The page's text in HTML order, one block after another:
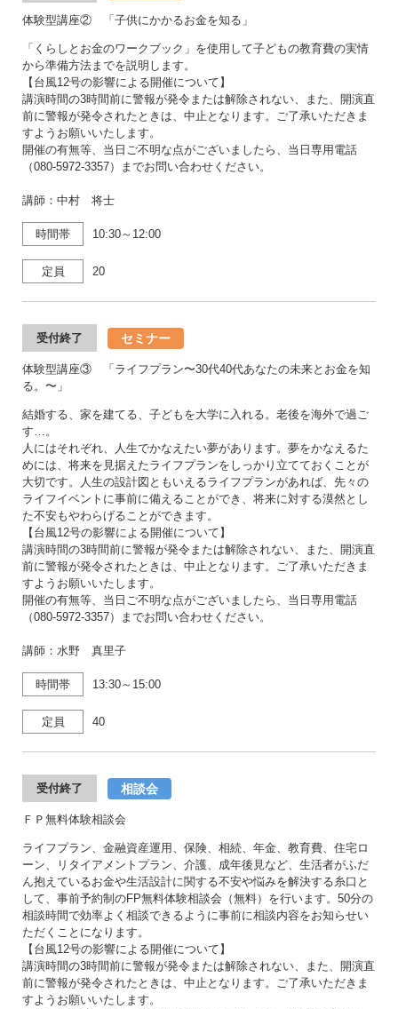
体験型講座② 「子供にかかるお金を知る」
「くらしとお金のワークブック」を使用して子どもの教育費の実情
から準備方法までを説明します。
【台風12号の影響による開催について】
講演時間の3時間前に警報が発令または解除されない、また、開演直
前に警報が発令されたときは、中止となります。ご了承いただきま
すようお願いいたします。
開催の有無等、当日ご不明な点がございましたら、当日専用電話
（080-5972-3357）までお問い合わせください。
講師：中村 将士
時間帯 10:30～12:00
定員 20
受付終了 セミナー
体験型講座③ 「ライフプラン〜30代40代あなたの未来とお金を知
る。〜」
結婚する、家を建てる、子どもを大学に入れる。老後を海外で過ご
す…。
人にはそれぞれ、人生でかなえたい夢があります。夢をかなえるた
めには、将来を見据えたライフプランをしっかり立てておくことが
大切です。人生の設計図ともいえるライフプランがあれば、先々の
ライフイベントに事前に備えることができ、将来に対する漠然とし
た不安もやわらげることができます。
【台風12号の影響による開催について】
講演時間の3時間前に警報が発令または解除されない、また、開演直
前に警報が発令されたときは、中止となります。ご了承いただきま
すようお願いいたします。
開催の有無等、当日ご不明な点がございましたら、当日専用電話
（080-5972-3357）までお問い合わせください。
講師：水野 真里子
時間帯 13:30～15:00
定員 40
受付終了 相談会
ＦＰ無料体験相談会
ライフプラン、金融資産運用、保険、相続、年金、教育費、住宅ロ
ーン、リタイアメントプラン、介護、成年後見など、生活者がふだ
ん抱えているお金や生活設計に関する不安や悩みを解決する糸口と
して、事前予約制のFP無料体験相談会（無料）を行います。50分の
相談時間で効率よく相談できるように事前に相談内容をお知らせい
ただくことになります。
【台風12号の影響による開催について】
講演時間の3時間前に警報が発令または解除されない、また、開演直
前に警報が発令されたときは、中止となります。ご了承いただきま
すようお願いいたします。